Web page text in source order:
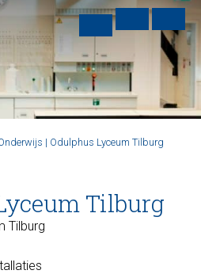
| Odulphus Lyceum Tilburg
Tilburg
Tilburg